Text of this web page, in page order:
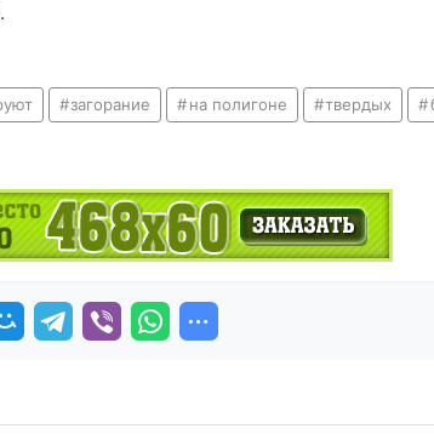
загорание на полигоне твердых